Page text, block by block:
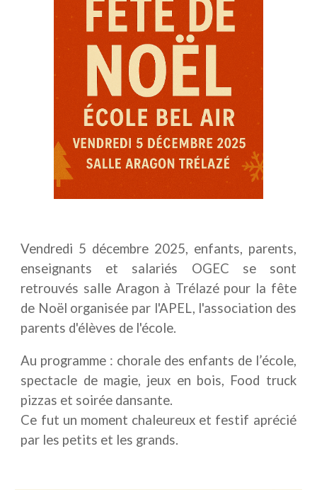
Vendredi 5 décembre 2025, enfants, parents,
enseignants et salariés OGEC se sont
retrouvés salle Aragon à Trélazé pour la fête
de Noël organisée par l'APEL, l'association des
parents d'élèves de l'école.
Au programme : chorale des enfants de l’école,
spectacle de magie, jeux en bois, Food truck
pizzas et soirée dansante.
Ce fut un moment chaleureux et festif aprécié
par les petits et les grands.